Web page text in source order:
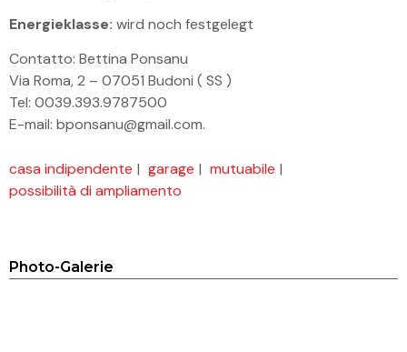
Energieklasse: wird noch festgelegt
Contatto: Bettina Ponsanu
Via Roma, 2 – 07051 Budoni ( SS )
Tel: 0039.393.9787500
E-mail: bponsanu@gmail.com.
casa indipendente | garage | mutuabile |
possibilità di ampliamento
Photo-Galerie